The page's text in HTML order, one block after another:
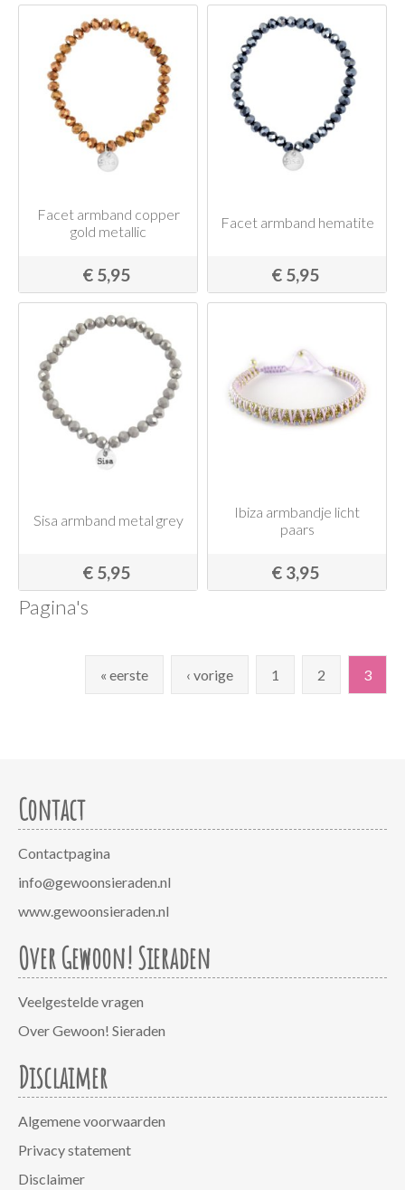
Facet armband copper
gold metallic
€ 5,95
Facet armband hematite
€ 5,95
Sisa armband metal grey
€ 5,95
Ibiza armbandje licht
paars
€ 3,95
Pagina's
« eerste ‹ vorige 1 2 3
Contact
Contactpagina
info@gewoonsieraden.nl
www.gewoonsieraden.nl
Over Gewoon! Sieraden
Veelgestelde vragen
Over Gewoon! Sieraden
Disclaimer
Algemene voorwaarden
Privacy statement
Disclaimer